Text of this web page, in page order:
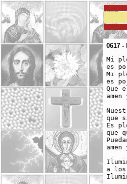
0617 -
Mi
es
Mi
es
Que
que
Es
que
a